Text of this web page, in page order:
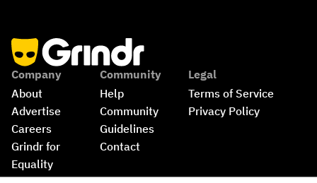
Company
About
Advertise
Careers
Grindr for
Equality
Community
Help
Community
Guidelines
Contact
Legal
Terms of Service
Privacy Policy